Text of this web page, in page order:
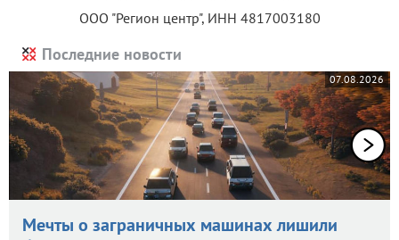
ООО "Регион центр", ИНН 4817003180
Последние новости
07.08.2026
Мечты о заграничных машинах лишили